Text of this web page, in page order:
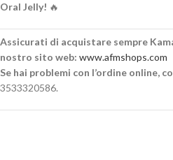
Oral Jelly! 🔥
Assicurati di acquistare sempre
nostro sito web: www.afmshops.com
Se hai problemi con l’ordine online,
3533320586.